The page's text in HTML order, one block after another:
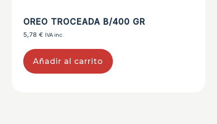
OREO TROCEADA B/400 GR
5,78 € IVA inc.
Añadir al carrito